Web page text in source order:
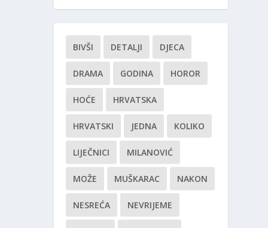
BIVŠI DETALJI DJECA
DRAMA GODINA HOROR
HOĆE HRVATSKA
HRVATSKI JEDNA KOLIKO
LIJEČNICI MILANOVIĆ
MOŽE MUŠKARAC NAKON
NESREĆA NEVRIJEME